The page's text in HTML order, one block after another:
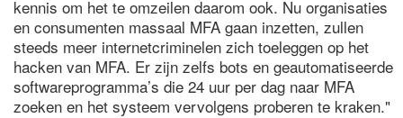
kennis om het te omzeilen daarom ook. Nu organisaties
en consumenten massaal MFA gaan inzetten, zullen
steeds meer internetcriminelen zich toeleggen op het
hacken van MFA. Er zijn zelfs bots en geautomatiseerde
softwareprogramma’s die 24 uur per dag naar MFA
zoeken en het systeem vervolgens proberen te kraken."